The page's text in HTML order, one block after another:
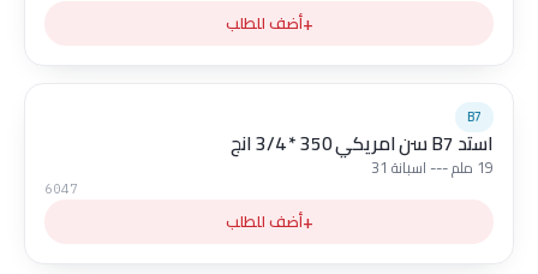
+أضف للطلب
B7
استد B7 سن امريكي 350 * 3/4 انج
19 ملم --- اسبانة 31
6047
+أضف للطلب